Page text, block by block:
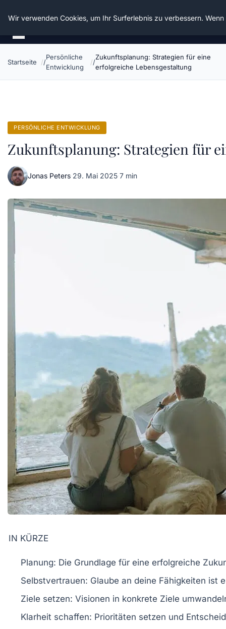
Die Schnitter
Startseite
Persönliche
Entwicklung
Zukunftsplanung: Strategien für eine
erfolgreiche Lebensgestaltung
PERSÖNLICHE ENTWICKLUNG
Zukunftsplanung: Strategien für
Jonas Peters·29. Mai 2025·7 min
IN KÜRZE
Planung: Die Grundlage für eine erfolgreiche
Selbstvertrauen: Glaube an deine Fähigkeiten ist
Ziele setzen: Visionen in konkrete Ziele
Klarheit schaffen: Prioritäten setzen und
Wir verwenden Cookies, um Ihr Surferlebnis zu verbessern.